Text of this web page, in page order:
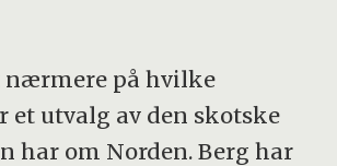
nærmere på hvilke
et utvalg av den skotske
har om Norden. Berg har